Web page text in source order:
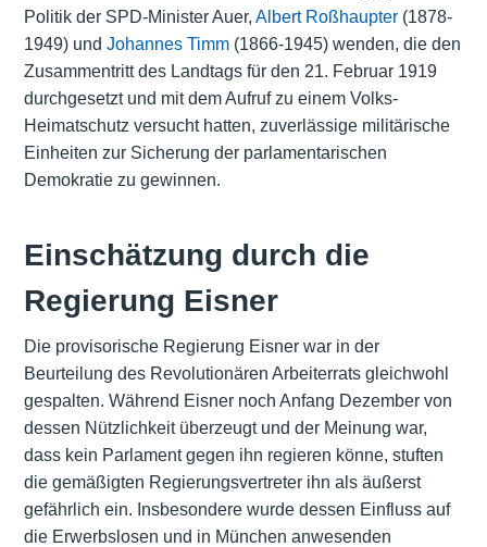
Politik der SPD-Minister Auer, Albert Roßhaupter(1878-
1949) und Johannes Timm(1866-1945) wenden, die den
Zusammentritt des Landtags für den 21. Februar 1919
durchgesetzt und mit dem Aufruf zu einem Volks-
Heimatschutz versucht hatten, zuverlässige militärische
Einheiten zur Sicherung der parlamentarischen
Demokratie zu gewinnen.
Einschätzung durch die
Regierung Eisner
Die provisorische Regierung Eisner war in der
Beurteilung des Revolutionären Arbeiterrats gleichwohl
gespalten. Während Eisner noch Anfang Dezember von
dessen Nützlichkeit überzeugt und der Meinung war,
dass kein Parlament gegen ihn regieren könne, stuften
die gemäßigten Regierungsvertreter ihn als äußerst
gefährlich ein. Insbesondere wurde dessen Einfluss auf
die Erwerbslosen und in München anwesenden